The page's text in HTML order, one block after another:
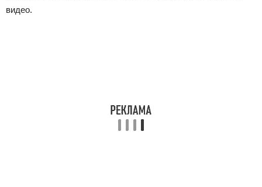
видео.